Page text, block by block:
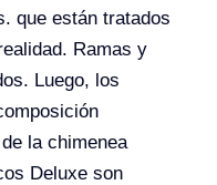
que están tratados
Ramas y
Luego, los
la chimenea
Deluxe son